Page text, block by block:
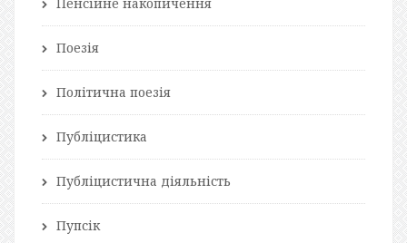
Поезія
Політична поезія
Публіцистика
Публіцистична діяльність
Пупсік